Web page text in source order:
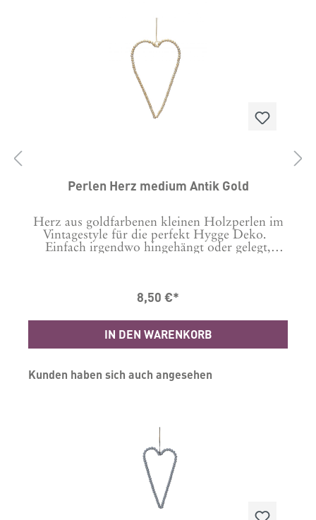
Perlen Herz medium Antik Gold
Herz aus goldfarbenen kleinen Holzperlen im
Vintagestyle für die perfekt Hygge Deko.
Einfach irgendwo hingehängt oder gelegt,
8,50 €*
IN DEN WARENKORB
Produktgalerie überspringen
Kunden haben sich auch angesehen